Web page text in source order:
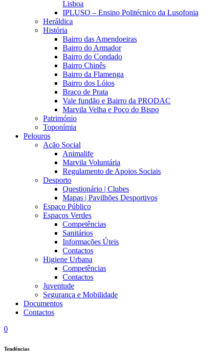
Lisboa
IPLUSO – Ensino Politécnico da Lusofonia
Heráldica
História
Bairro das Amendoeiras
Bairro do Armador
Bairro do Condado
Bairro Chinês
Bairro da Flamenga
Bairro dos Lóios
Braço de Prata
Vale fundão e Bairro da PRODAC
Marvila Velha e Poço do Bispo
Património
Toponímia
Pelouros
Ação Social
Animalife
Marvila Voluntária
Regulamento de Apoios Sociais
Desporto
Questionário | Clubes
Mapas | Pavilhões Desportivos
Espaço Público
Espaços Verdes
Competências
Sanitários
Informações Úteis
Contactos
Higiene Urbana
Competências
Contactos
Juventude
Segurança e Mobilidade
Documentos
Contactos
0
Tendências